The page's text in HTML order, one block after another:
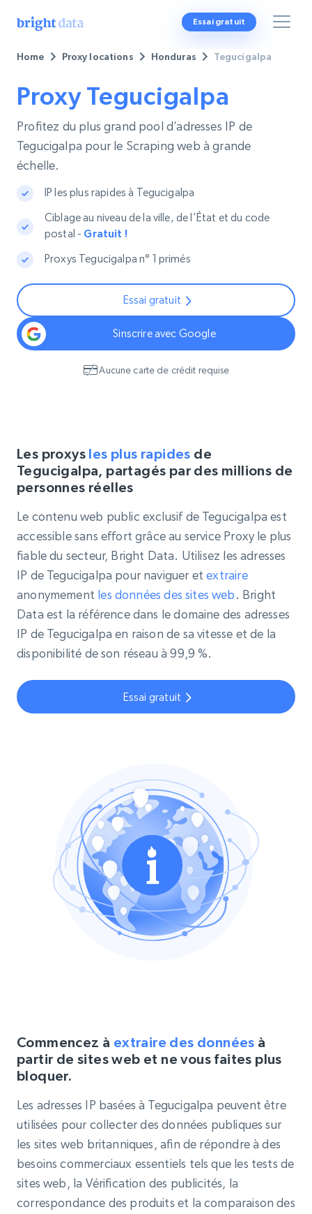
Essai gratuit
Home Proxy locations Honduras Tegucigalpa
Proxy Tegucigalpa
Profitez du plus grand pool d’adresses IP de
Tegucigalpa pour le Scraping web à grande
échelle.
IP les plus rapides à Tegucigalpa
Ciblage au niveau de la ville, de l'État et du code
postal - Gratuit !
Proxys Tegucigalpa n° 1 primés
Essai gratuit
Sinscrire avec Google
Aucune carte de crédit requise
Les proxys les plus rapides de
Tegucigalpa, partagés par des millions de
personnes réelles
Le contenu web public exclusif de Tegucigalpa est
accessible sans effort grâce au service Proxy le plus
fiable du secteur, Bright Data. Utilisez les adresses
IP de Tegucigalpa pour naviguer etextraire
anonymement les données des sites web. Bright
Data est la référence dans le domaine des adresses
IP de Tegucigalpa en raison de sa vitesse et de la
disponibilité de son réseau à 99,9 %.
Essai gratuit
Commencez à extraire des données à
partir de sites web et ne vous faites plus
bloquer.
Les adresses IP basées à Tegucigalpa peuvent être
utilisées pour collecter des données publiques sur
les sites web britanniques, afin de répondre à des
besoins commerciaux essentiels tels que les tests de
sites web, la Vérification des publicités, la
correspondance des produits et la comparaison des